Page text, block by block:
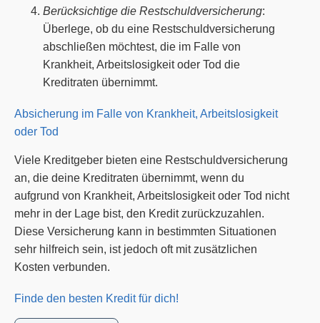
Berücksichtige die Restschuldversicherung:
Überlege, ob du eine Restschuldversicherung
abschließen möchtest, die im Falle von
Krankheit, Arbeitslosigkeit oder Tod die
Kreditraten übernimmt.
Absicherung im Falle von Krankheit, Arbeitslosigkeit
oder Tod
Viele Kreditgeber bieten eine Restschuldversicherung
an, die deine Kreditraten übernimmt, wenn du
aufgrund von Krankheit, Arbeitslosigkeit oder Tod nicht
mehr in der Lage bist, den Kredit zurückzuzahlen.
Diese Versicherung kann in bestimmten Situationen
sehr hilfreich sein, ist jedoch oft mit zusätzlichen
Kosten verbunden.
Finde den besten Kredit für dich!